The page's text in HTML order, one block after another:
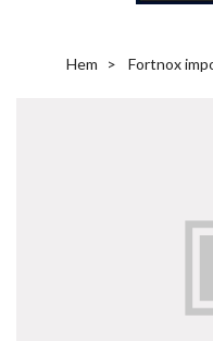
Hem Fortnox